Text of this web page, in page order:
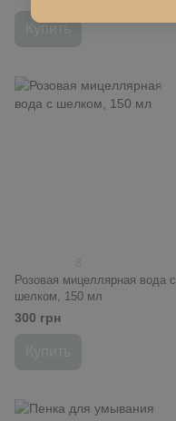
Купить
Розовая мицеллярная вода с
шелком, 150 мл
300 грн